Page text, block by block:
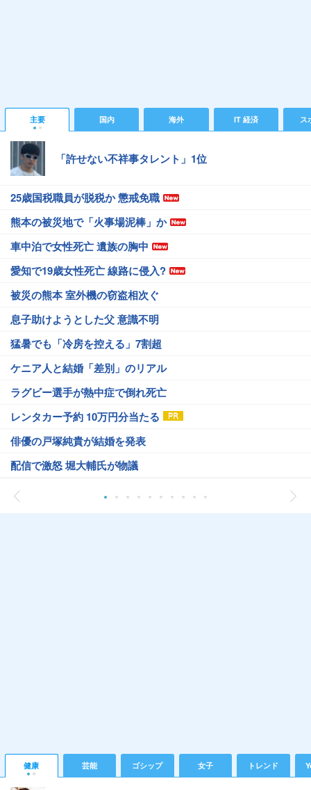
主要 国内 海外 IT 経済 ス
「許せない不祥事タレント」1位
25歳国税職員が脱税か 懲戒免職
熊本の被災地で「火事場泥棒」か
車中泊で女性死亡 遺族の胸中
愛知で19歳女性死亡 線路に侵入?
被災の熊本 室外機の窃盗相次ぐ
息子助けようとした父 意識不明
猛暑でも「冷房を控える」7割超
ケニア人と結婚「差別」のリアル
ラグビー選手が熱中症で倒れ死亡
レンタカー予約 10万円分当たる
俳優の戸塚純貴が結婚を発表
配信で激怒 堀大輔氏が物議
健康 芸能 ゴシップ 女子 トレンド